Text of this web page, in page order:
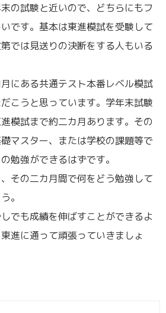
の試験と近いので、どちらにもフ
です。基本は東進模試を受験して
では見送りの決断をする人もいる
にある共通テスト本番レベル模試
こうと思っています。学年末試験
模試まで約二カ月あります。その
マスター、または学校の課題等で
勉強ができるはずです。
その二カ月間で何をどう勉強して
。
でも成績を伸ばすことができるよ
進に通って頑張っていきましょ